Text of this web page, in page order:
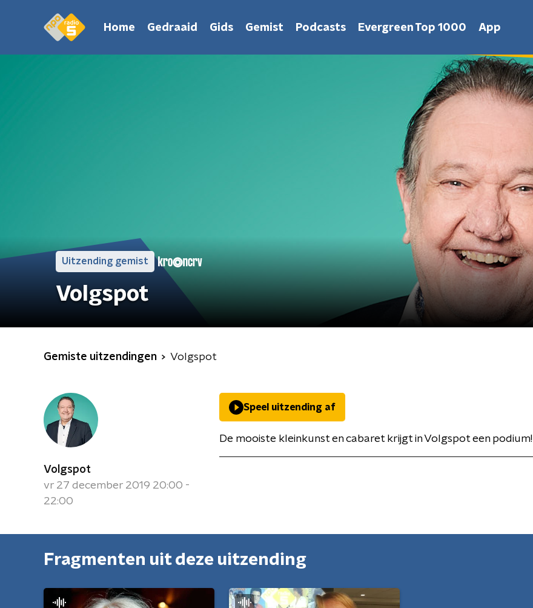
Home Gedraaid Gids Gemist Podcasts Evergreen Top 1000 App
Uitzending gemist
Volgspot
Gemiste uitzendingen Volgspot
Volgspot
vr 27 december 2019 20:00 -
22:00
Speel uitzending af
De mooiste kleinkunst en cabaret krijgt in Volgspot een podium!
Fragmenten uit deze uitzending